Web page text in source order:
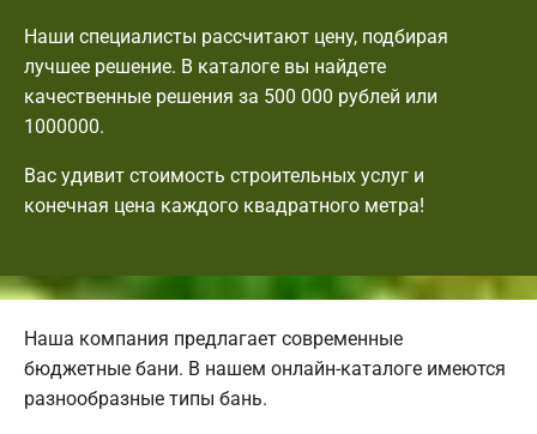
Наши специалисты рассчитают цену, подбирая
лучшее решение. В каталоге вы найдете
качественные решения за 500 000 рублей или
1000000.
Вас удивит стоимость строительных услуг и
конечная цена каждого квадратного метра!
Наша компания предлагает современные
бюджетные бани. В нашем онлайн-каталоге имеются
разнообразные типы бань.